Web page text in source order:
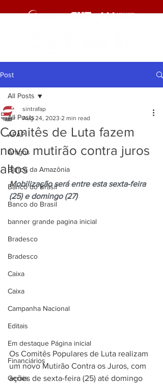
Post
All Posts
AFAP
Artigos
Banco da Amazônia
Banco do Brasil
Banco do Brasil
banner grande pagina inicial
Bradesco
Bradesco
Caixa
Caixa
Campanha Nacional
Editais
Em destaque Página inicial
Financiários
Gerais
All Posts
Comitês de Luta fazem
novo mutirão contra juros
altos
sintrafap
Aug 24, 2023 2 min read
Mobilização será entre esta sexta-feira
(25) e domingo (27)
Os Comitês Populares de Luta realizam
um novo Mutirão Contra os Juros, com
ações de sexta-feira (25) até domingo